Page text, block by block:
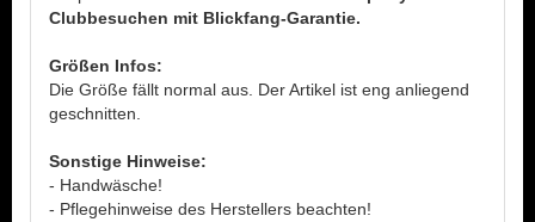
Clubbesuchen mit Blickfang-Garantie.
Größen Infos:
Die Größe fällt normal aus. Der Artikel ist eng anliegend
geschnitten.
Sonstige Hinweise:
- Handwäsche!
- Pflegehinweise des Herstellers beachten!